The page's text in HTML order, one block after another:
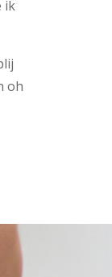
ik
oh